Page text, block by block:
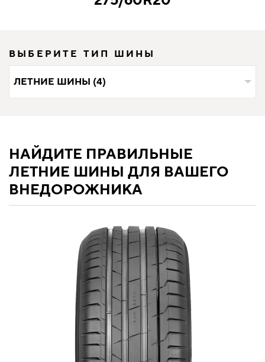
ВЫБЕРИТЕ ТИП ШИНЫ
ЛЕТНИЕ ШИНЫ (4)
НАЙДИТЕ ПРАВИЛЬНЫЕ
ЛЕТНИЕ ШИНЫ ДЛЯ ВАШЕГО
ВНЕДОРОЖНИКА